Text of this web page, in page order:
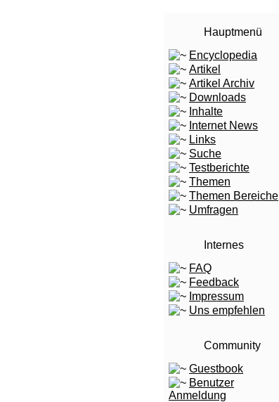
Hauptmenü
Encyclopedia
Artikel
Artikel Archiv
Downloads
Inhalte
Internet News
Links
Suche
Testberichte
Themen
Themen Bereiche
Umfragen
Internes
FAQ
Feedback
Impressum
Uns empfehlen
Community
Guestbook
Benutzer
Anmeldung